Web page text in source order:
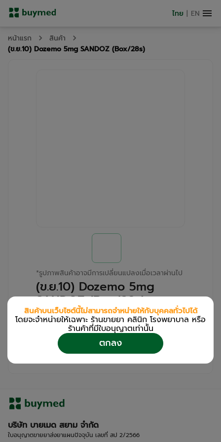
ไทย | EN
หน้าแรก
สินค้า
(ข.ย.10) Dozemo 5mg SANDOZ (Box/28s)
*รูปภาพสินค้าอาจมีการเปลี่ยนแปลงเมื่อเวลาผ่านไป
(ข.ย.10) Dozemo 5mg
SANDOZ (Box/28s)
สำหรับลูกค้าเฉพาะร้านขายยา คลินิก และโรง
เข้าสู่ระบบ
ลงทะเบียน
เพื่อดูรายละเอียดเพิ่มเติม
บริษัท บายเมด สยาม จำกัด
ใบอนุญาตขายยาส่งยาแผนปัจจุบัน เลขที่ สป 2/2566
สินค้าบนเว็บไซต์นี้ไม่สามารถจำหน่ายให้กับบุคคลทั่วไปได้
โดยจะจำหน่ายให้เฉพาะ ร้านขายยา คลินิก โรงพยาบาล หรือ
ร้านค้าที่มีใบอนุญาตเท่านััน
ตกลง